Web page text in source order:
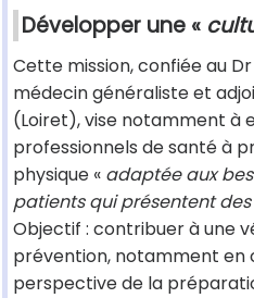
Développer une «
Cette mission, confiée au
médecin généraliste et
(Loiret), vise notamment à
professionnels de santé à
physique « adaptée aux
patients qui présentent
Objectif : contribuer à une
prévention, notamment en
perspective de la